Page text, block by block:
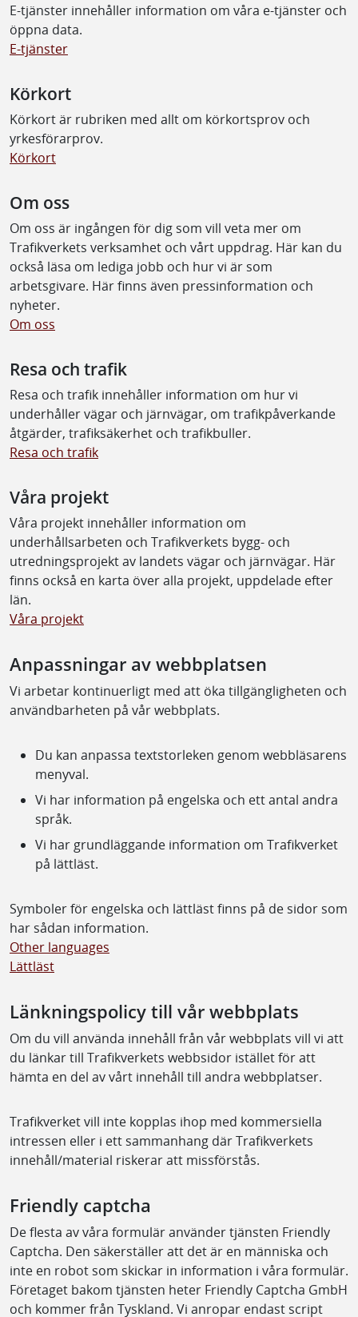
E-tjänster innehåller information om våra e-tjänster och
öppna data.
E-tjänster
Körkort
Körkort är rubriken med allt om körkortsprov och
yrkesförarprov.
Körkort
Om oss
Om oss är ingången för dig som vill veta mer om
Trafikverkets verksamhet och vårt uppdrag. Här kan du
också läsa om lediga jobb och hur vi är som
arbetsgivare. Här finns även pressinformation och
nyheter.
Om oss
Resa och trafik
Resa och trafik innehåller information om hur vi
underhåller vägar och järnvägar, om trafikpåverkande
åtgärder, trafiksäkerhet och trafikbuller.
Resa och trafik
Våra projekt
Våra projekt innehåller information om
underhållsarbeten och Trafikverkets bygg- och
utredningsprojekt av landets vägar och järnvägar. Här
finns också en karta över alla projekt, uppdelade efter
län.
Våra projekt
Anpassningar av webbplatsen
Vi arbetar kontinuerligt med att öka tillgängligheten och
användbarheten på vår webbplats.
Du kan anpassa textstorleken genom webbläsarens
menyval.
Vi har information på engelska och ett antal andra
språk.
Vi har grundläggande information om Trafikverket
på lättläst.
Symboler för engelska och lättläst finns på de sidor som
har sådan information.
Other languages
Lättläst
Länkningspolicy till vår webbplats
Om du vill använda innehåll från vår webbplats vill vi att
du länkar till Trafikverkets webbsidor istället för att
hämta en del av vårt innehåll till andra webbplatser.
Trafikverket vill inte kopplas ihop med kommersiella
intressen eller i ett sammanhang där Trafikverkets
innehåll/material riskerar att missförstås.
Friendly captcha
De flesta av våra formulär använder tjänsten Friendly
Captcha. Den säkerställer att det är en människa och
inte en robot som skickar in information i våra formulär.
Företaget bakom tjänsten heter Friendly Captcha GmbH
och kommer från Tyskland. Vi anropar endast script